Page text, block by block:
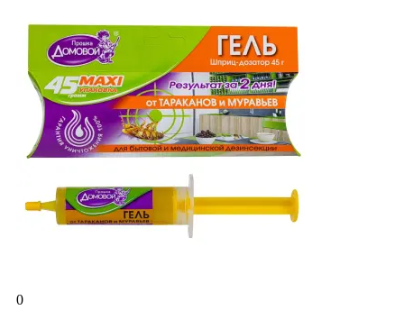
0